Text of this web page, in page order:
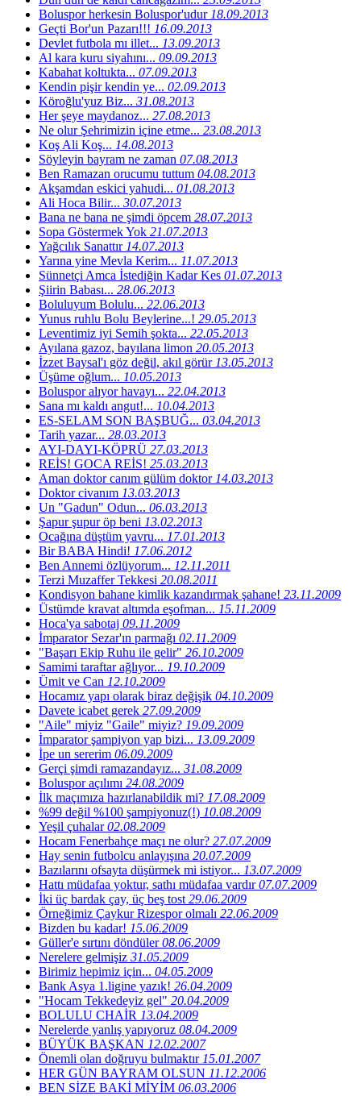
Boluspor herkesin Boluspor'udur18.09.2013
Geçti Bor'un Pazarı!!! 16.09.2013
Devlet futbola mı illet... 13.09.2013
Al kara kuru siyahını... 09.09.2013
Kabahat koltukta... 07.09.2013
Kendin pişir kendin ye... 02.09.2013
Köroğlu'yuz Biz... 31.08.2013
Her şeye maydanoz... 27.08.2013
Ne olur Şehrimizin içine etme... 23.08.2013
Koş Ali Koş... 14.08.2013
Söyleyin bayram ne zaman 07.08.2013
Ben Ramazan orucumu tuttum 04.08.2013
Akşamdan eskici yahudi... 01.08.2013
Ali Hoca Bilir... 30.07.2013
Bana ne bana ne şimdi öpcem 28.07.2013
Sopa Göstermek Yok 21.07.2013
Yağcılık Sanattır14.07.2013
Yarına yine Mevla Kerim... 11.07.2013
Sünnetçi Amca İstediğin Kadar Kes 01.07.2013
Şiirin Babası... 28.06.2013
Boluluyum Bolulu... 22.06.2013
Yunus ruhlu Bolu Beylerine...! 29.05.2013
Leventimiz iyi Semih şokta... 22.05.2013
Ayılana gazoz, bayılana limon 20.05.2013
İzzet Baysal'ı göz değil, akıl görür13.05.2013
Üşüme oğlum... 10.05.2013
Boluspor alıyor havayı... 22.04.2013
Sana mı kaldı angut!... 10.04.2013
ES-SELAM SON BAŞBUĞ... 03.04.2013
Tarih yazar... 28.03.2013
AYI-DAYI-KÖPRÜ 27.03.2013
REİS! GOCA REİS! 25.03.2013
Aman doktor canım gülüm doktor14.03.2013
Doktor civanım 13.03.2013
Un "Gadun" Odun... 06.03.2013
Şapur şupur öp beni 13.02.2013
Ocağına düştüm yavru... 17.01.2013
Bir BABA Hindi! 17.06.2012
Ben Annemi özlüyorum... 12.11.2011
Terzi Muzaffer Tekkesi 20.08.2011
Kondisyon bahane kimlik kazandırmak şahane! 23.11.2009
Üstümde kravat altımda eşofman... 15.11.2009
Hoca'ya sabotaj 09.11.2009
İmparator Sezar'ın parmağı 02.11.2009
"Başarı Ekip Ruhu ile gelir" 26.10.2009
Samimi taraftar ağlıyor... 19.10.2009
Ümit ve Can 12.10.2009
Hocamız yapı olarak biraz değişik 04.10.2009
Davete icabet gerek 27.09.2009
"Aile" miyiz "Gaile" miyiz? 19.09.2009
İmparator şampiyon yap bizi... 13.09.2009
İpe un sererim 06.09.2009
Gerçi şimdi ramazandayız... 31.08.2009
Boluspor açılımı 24.08.2009
İlk maçımıza hazırlanabildik mi? 17.08.2009
%99 değil %100 şampiyonuz(!) 10.08.2009
Yeşil çuhalar02.08.2009
Hocam Fenerbahçe maçı ne olur? 27.07.2009
Hay senin futbolcu anlayışına 20.07.2009
Bazılarını ofsayta düşürmek mi istiyor... 13.07.2009
Hattı müdafaa yoktur, sathı müdafaa vardır07.07.2009
İki üç bardak çay, üç beş tost29.06.2009
Örneğimiz Çaykur Rizespor olmalı 22.06.2009
Bizden bu kadar! 15.06.2009
Güller'e sırtını döndüler08.06.2009
Nerelere gelmişiz 31.05.2009
Birimiz hepimiz için... 04.05.2009
Bank Asya 1.ligine yazık! 26.04.2009
"Hocam Tekkedeyiz gel" 20.04.2009
BOLULU CHAİR 13.04.2009
Nerelerde yanlış yapıyoruz 08.04.2009
BÜYÜK BAŞKAN 12.02.2007
Önemli olan doğruyu bulmaktır15.01.2007
HER GÜN BAYRAM OLSUN 11.12.2006
BEN SİZE BAKİ MİYİM 06.03.2006